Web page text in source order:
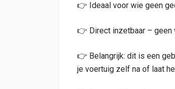
👉 Ideaal voor wie geen
👉 Direct inzetbaar – geen
👉 Belangrijk: dit is een
je voertuig zelf na of laat